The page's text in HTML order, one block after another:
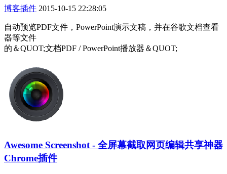
博客插件 2015-10-15 22:28:05
自动预览PDF文件，PowerPoint演示文稿，并在谷歌文档查看
器等文件
的＆QUOT;文档PDF / PowerPoint播放器＆QUOT;
Awesome Screenshot - 全屏幕截取网页编辑共享神器
Chrome插件